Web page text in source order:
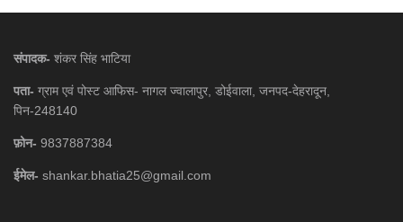
संपादक- शंकर सिंह भाटिया
पता- ग्राम एवं पोस्ट आफिस- नागल ज्वालापुर, डोईवाला, जनपद-देहरादून,
पिन-248140
फ़ोन- 9837887384
ईमेल- shankar.bhatia25@gmail.com